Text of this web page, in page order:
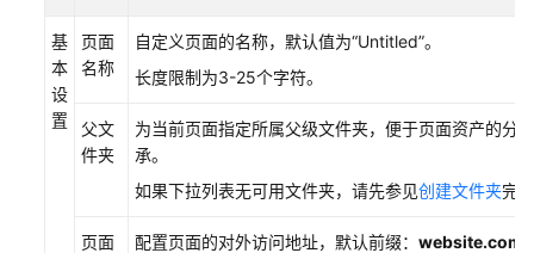
引
擎
使
指
基
本
设
置
页面
名称
自定义页面的名称，默认值为“Untitled”。
长度限制为3-25个字符。
父文
件夹
为当前页面指定所属父级文件夹，便于页面资产的分
承。
如果下拉列表无可用文件夹，请先参见创建文件夹完
页面
配置页面的对外访问地址，默认前缀： website.com